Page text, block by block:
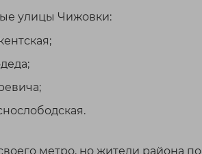
улицы Чижовки:
метро, но жители района